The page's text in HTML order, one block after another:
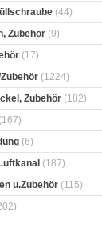
(44)
Zubehör (9)
(17)
(1224)
Zubehör (182)
(167)
(6)
(187)
u.Zubehör (115)